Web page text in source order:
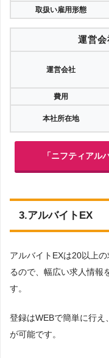
取扱い雇用形態
運営
運営会社
費用
本社所在地
「ニフティアル
3.アルバイトEX
アルバイトEXは20以上
るので、幅広い求人情報
す。
登録はWEBで簡単に行
が可能です。